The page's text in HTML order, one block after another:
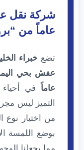
عاماً من
تضع خبراء
عفش بحي
عاماً في
التميز ليس
من اختيار
بوضع اللمسة